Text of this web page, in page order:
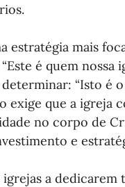
estratégia mais
é quem nossa
“Isto é
exige que a igreja
no corpo de
e
a